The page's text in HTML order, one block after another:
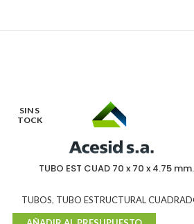
SIN S
TOCK
TUBO EST CUAD 70 x 70 x 4.75 mm.
TUBOS, TUBO ESTRUCTURAL